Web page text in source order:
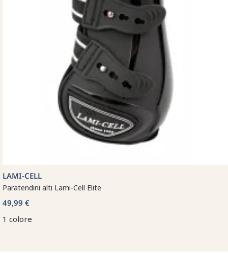
LAMI-CELL
Paratendini alti Lami-Cell Elite
49,99 €
1 colore